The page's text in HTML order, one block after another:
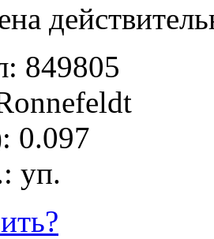
849805
0.097
уп.